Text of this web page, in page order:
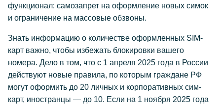
функционал: самозапрет на оформление новых симок
и ограничение на массовые обзвоны.
Знать информацию о количестве оформленных SIM-
карт важно, чтобы избежать блокировки вашего
номера. Дело в том, что с 1 апреля 2025 года в России
действуют новые правила, по которым граждане РФ
могут оформить до 20 личных и корпоративных сим-
карт, иностранцы — до 10. Если на 1 ноября 2025 года